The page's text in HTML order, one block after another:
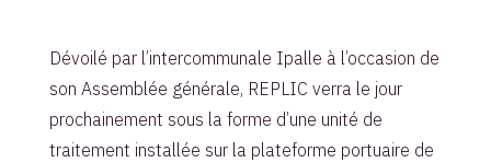
Dévoilé par l’intercommunale Ipalle à l’occasion de
son Assemblée générale, REPLIC verra le jour
prochainement sous la forme d’une unité de
traitement installée sur la plateforme portuaire de